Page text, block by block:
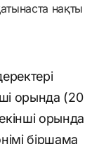
нақты
орында (20
орында
біршама